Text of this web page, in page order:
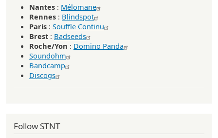
Nantes : Mélomane
Rennes : Blindspot
Paris : Souffle Continu
Brest : Badseeds
Roche/Yon : Domino Panda
Soundohm
Bandcamp
Discogs
Follow STNT